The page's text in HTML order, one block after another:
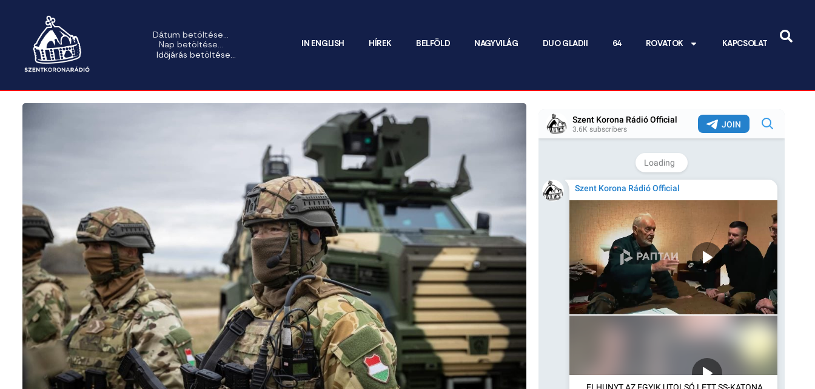
Dátum betöltése...
Nap betöltése...
Időjárás betöltése...
IN ENGLISH HÍREK BELFÖLD NAGYVILÁG DUO GLADII 64 ROVATOK KAPCSOLAT